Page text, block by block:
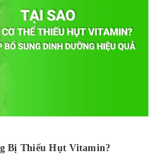
Bị Thiếu Hụt Vitamin?